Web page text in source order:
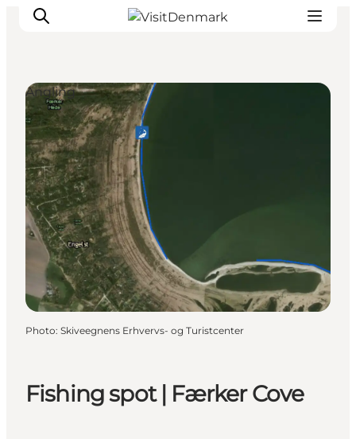
Inspirations
Destinations
Quoi faire
Hébergements
Planifiez votre voyage
Fishing spot | Færker Cove
Angling
Photo: Skiveegnens Erhvervs- og Turistcenter